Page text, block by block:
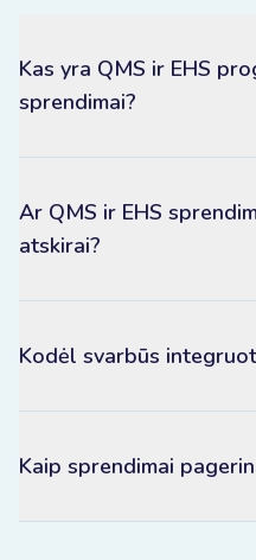
Kas yra QMS ir EHS
sprendimai?
Ar QMS ir EHS
atskirai?
Kodėl svarbūs
Kaip sprendimai